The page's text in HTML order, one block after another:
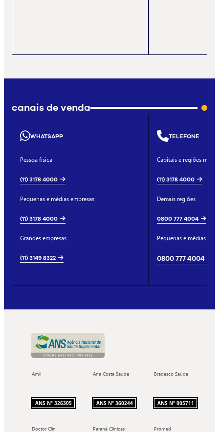
canais de venda
WHATSAPP
Pessoa física
(11) 3178 4000
Pequenas e médias empresas
(11) 3178 4000
Grandes empresas
(11) 3149 8322
TELEFONE
Capitais e regiões
(11) 3178 4000
Demais regiões
0800 777 4004
Pequenas e médias
0800 777 4004
Amil
ANS Nº 326305
Ana Costa Saúde
ANS Nº 360244
Bradesco Saúde
ANS Nº 005711
Doctor Clin Paraná Clínicas Promed